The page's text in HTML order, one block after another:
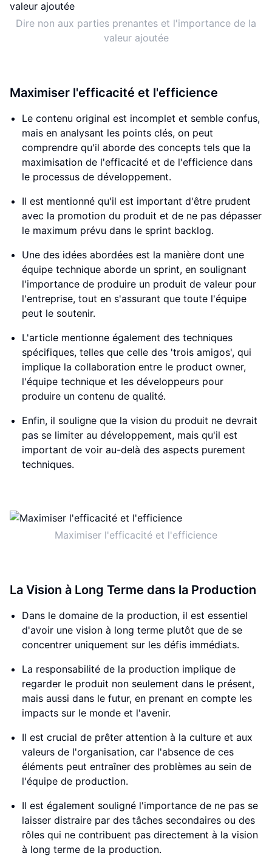
Dire non aux parties prenantes et l'importance de la
valeur ajoutée
Maximiser l'efficacité et l'efficience
Le contenu original est incomplet et semble confus,
mais en analysant les points clés, on peut
comprendre qu'il aborde des concepts tels que la
maximisation de l'efficacité et de l'efficience dans
le processus de développement.
Il est mentionné qu'il est important d'être prudent
avec la promotion du produit et de ne pas dépasser
le maximum prévu dans le sprint backlog.
Une des idées abordées est la manière dont une
équipe technique aborde un sprint, en soulignant
l'importance de produire un produit de valeur pour
l'entreprise, tout en s'assurant que toute l'équipe
peut le soutenir.
L'article mentionne également des techniques
spécifiques, telles que celle des 'trois amigos', qui
implique la collaboration entre le product owner,
l'équipe technique et les développeurs pour
produire un contenu de qualité.
Enfin, il souligne que la vision du produit ne devrait
pas se limiter au développement, mais qu'il est
important de voir au-delà des aspects purement
techniques.
Maximiser l'efficacité et l'efficience
La Vision à Long Terme dans la Production
Dans le domaine de la production, il est essentiel
d'avoir une vision à long terme plutôt que de se
concentrer uniquement sur les défis immédiats.
La responsabilité de la production implique de
regarder le produit non seulement dans le présent,
mais aussi dans le futur, en prenant en compte les
impacts sur le monde et l'avenir.
Il est crucial de prêter attention à la culture et aux
valeurs de l'organisation, car l'absence de ces
éléments peut entraîner des problèmes au sein de
l'équipe de production.
Il est également souligné l'importance de ne pas se
laisser distraire par des tâches secondaires ou des
rôles qui ne contribuent pas directement à la vision
à long terme de la production.